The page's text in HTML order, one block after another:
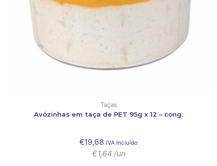
Taças
Avózinhas em taça de PET 95g x 12 – cong.
€19,68 IVA Incluído
€1,64 /un